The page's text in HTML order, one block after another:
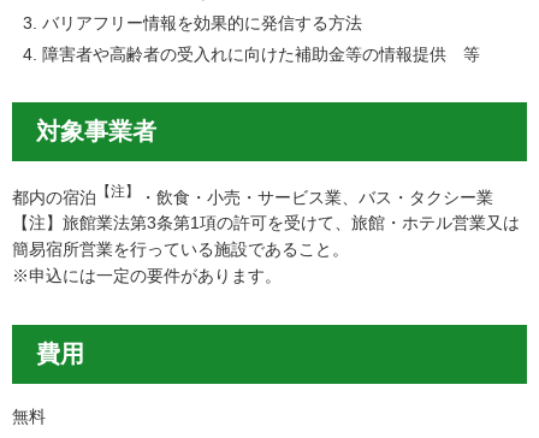
バリアフリー情報を効果的に発信する方法
障害者や高齢者の受入れに向けた補助金等の情報提供 等
対象事業者
都内の宿泊 【注】
・飲食・小売・サービス業、バス・タクシー業
【注】旅館業法第3条第1項の許可を受けて、旅館・ホテル営業又は
簡易宿所営業を行っている施設であること。
※申込には一定の要件があります。
費用
無料